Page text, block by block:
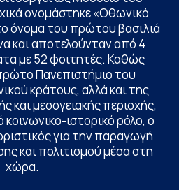
ονομάστηκε «Οθωνικό
όνομα του πρώτου βασιλιά
και αποτελούνταν από 4
με 52 φοιτητές. Καθώς
Πανεπιστήμιο του
κράτους, αλλά και της
και μεσογειακής περιοχής,
ιστορικό ρόλο, ο
για την παραγωγή
και πολιτισμού μέσα στη
χώρα.